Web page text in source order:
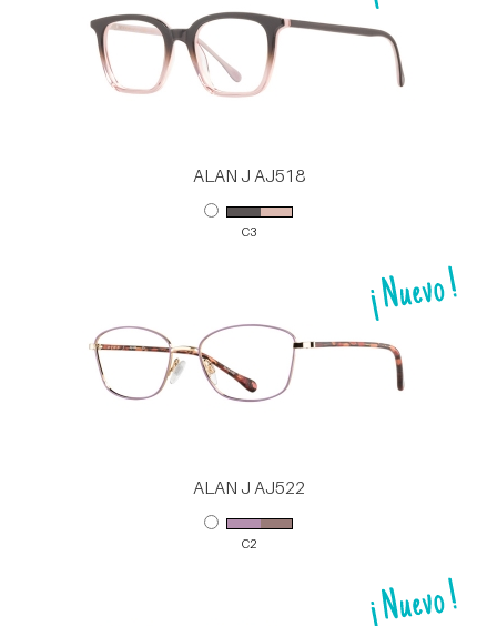
ALAN J AJ518
C3
ALAN J AJ522
C2